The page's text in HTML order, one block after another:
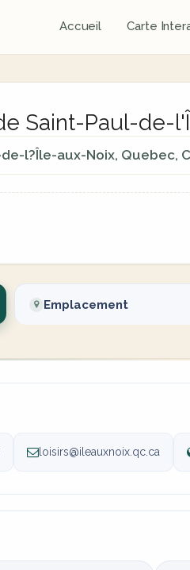
Accueil Carte
Saint-Paul-de-
l?Île-aux-Noix, Quebec,
Emplacement
loisirs@ileauxnoix.qc.ca